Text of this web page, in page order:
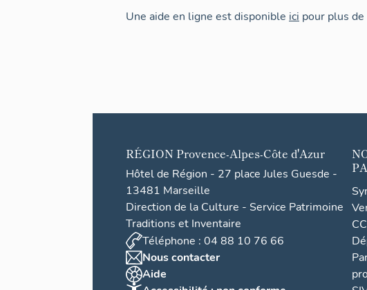
Une aide en ligne est disponible ici pour plus
RÉGION Provence-Alpes-Côte d'Azur
Hôtel de Région - 27 place Jules Guesde -
13481 Marseille
Direction de la Culture - Service Patrimoine
Traditions et Inventaire
Téléphone : 04 88 10 76 66
Nous contacter
Aide